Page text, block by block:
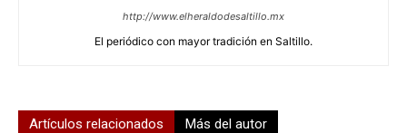
http://www.elheraldodesaltillo.mx
El periódico con mayor tradición en Saltillo.
Artículos relacionados Más del autor